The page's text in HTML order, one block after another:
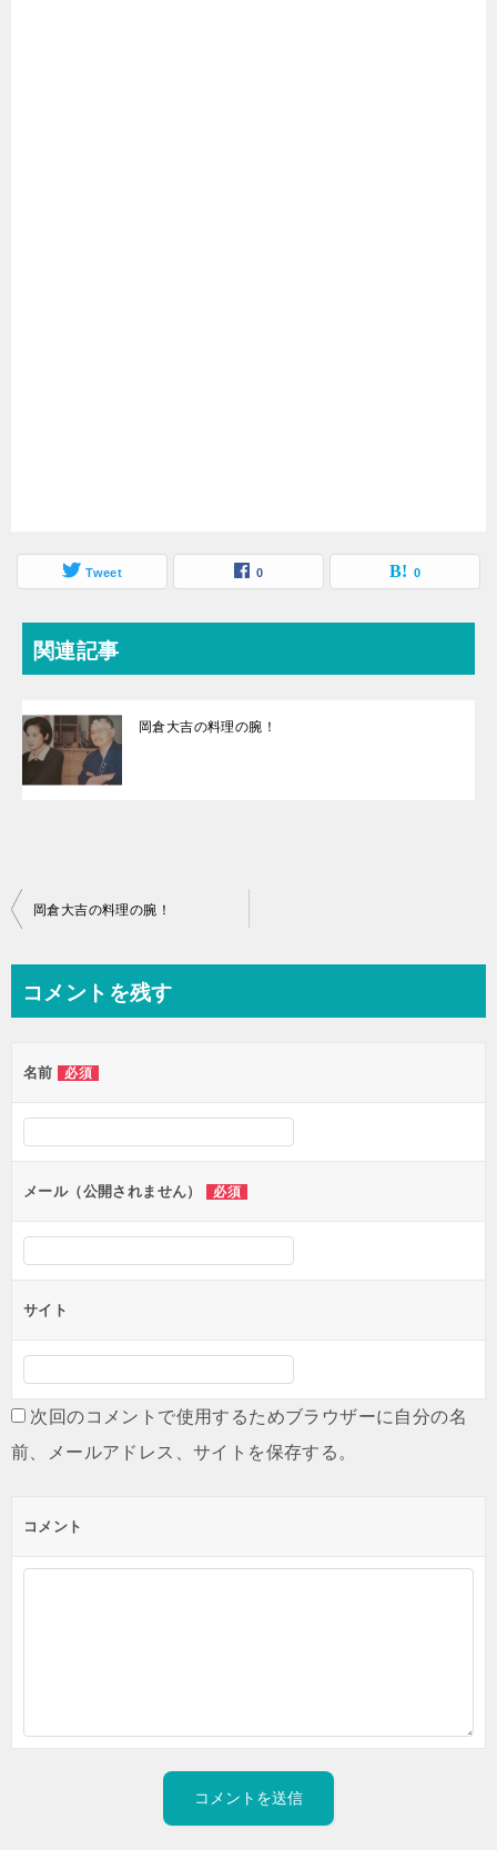
Tweet 0 0
関連記事
岡倉大吉の料理の腕！
投
ビ
ー
シ
ョ
ン
岡倉大吉の料理の腕！
コメントを残す
名前 必須
メール（公開されません） 必須
サイト
次回のコメントで使用するためブラウザーに自分の名
前、メールアドレス、サイトを保存する。
コメント